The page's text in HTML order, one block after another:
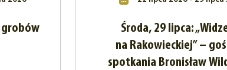
grobów
Środa, 29 lipca:
na Rakowieckiej” –
spotkania Bronisław